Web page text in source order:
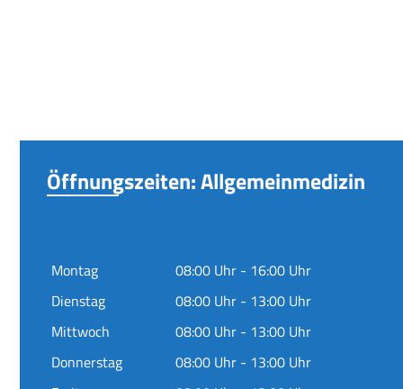
Öffnungszeiten: Allgemeinmedizin
Montag
08:00 Uhr - 16:00 Uhr
Dienstag
08:00 Uhr - 13:00 Uhr
Mittwoch
08:00 Uhr - 13:00 Uhr
Donnerstag
08:00 Uhr - 13:00 Uhr